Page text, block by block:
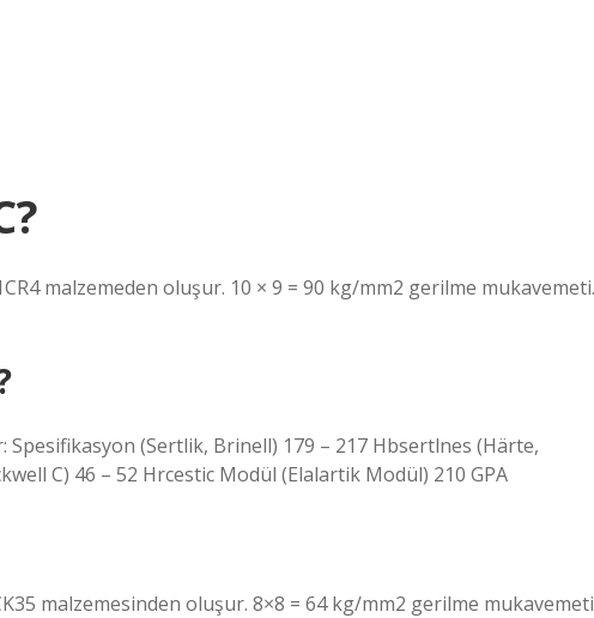
malzemeden oluşur. 10 × 9 = 90 kg/mm2 gerilme mukavemeti.
Spesifikasyon (Sertlik, Brinell) 179 – 217 Hbsertlnes (Härte,
C) 46 – 52 Hrcestic Modül (Elalartik Modül) 210 GPA
malzemesinden oluşur. 8×8 = 64 kg/mm2 gerilme mukavemeti